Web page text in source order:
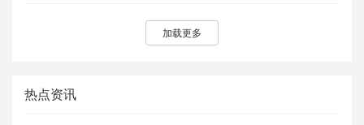
加载更多
热点资讯